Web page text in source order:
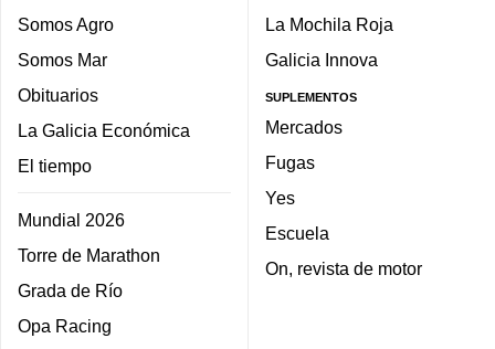
Somos Agro
Somos Mar
Obituarios
La Galicia Económica
El tiempo
Mundial 2026
Torre de Marathon
Grada de Río
Opa Racing
La Mochila Roja
Galicia Innova
SUPLEMENTOS
Mercados
Fugas
Yes
Escuela
On, revista de motor